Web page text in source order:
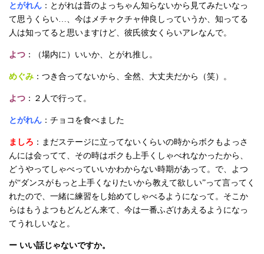
とがれん ：とがれは昔のよっちゃん知らないから見てみたいなっ
て思うくらい…、今はメチャクチャ仲良しっていうか、知ってる
人は知ってると思いますけど、彼氏彼女くらいアレなんで。
よつ ：（場内に）いいか、とがれ推し。
めぐみ ：つき合ってないから、全然、大丈夫だから（笑）。
よつ ：２人で行って。
とがれん ：チョコを食べました
ましろ ：まだステージに立ってないくらいの時からボクもよっさ
んには会ってて、その時はボクも上手くしゃべれなかったから、
どうやってしゃべっていいかわからない時期があって。で、よつ
が“ダンスがもっと上手くなりたいから教えて欲しい”って言ってく
れたので、一緒に練習をし始めてしゃべるようになって。そこか
らはもうよつもどんどん来て、今は一番ふざけあえるようになっ
てうれしいなと。
ー いい話じゃないですか。